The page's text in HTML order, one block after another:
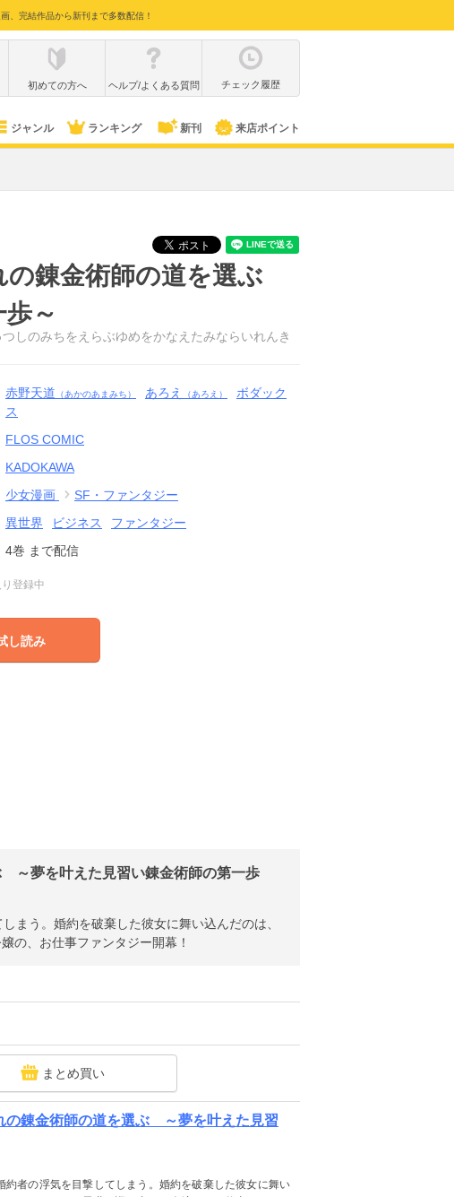
、完結作品から新刊まで多数配信！
初めての方へ ヘルプ/よくある質問 チェック履歴
ジャンル ランキング 新刊 来店ポイント
の錬金術師の道を選ぶ
～
しのみちをえらぶゆめをかなえたみならいれんき
赤野天道 （あかのあまみち） あろえ （あろえ）
ボダック
ス
FLOS COMIC
KADOKAWA
少女漫画
SF・ファンタジー
異世界 ビジネス
ファンタジー
4巻 まで配信
登録中
し読み
～夢を叶えた見習い錬金術師の第一歩
まう。婚約を破棄した彼女に舞い込んだのは、
の、お仕事ファンタジー開幕！
まとめ買い
の錬金術師の道を選ぶ ～夢を叶えた見習
者の浮気を目撃してしまう。婚約を破棄した彼女に舞い